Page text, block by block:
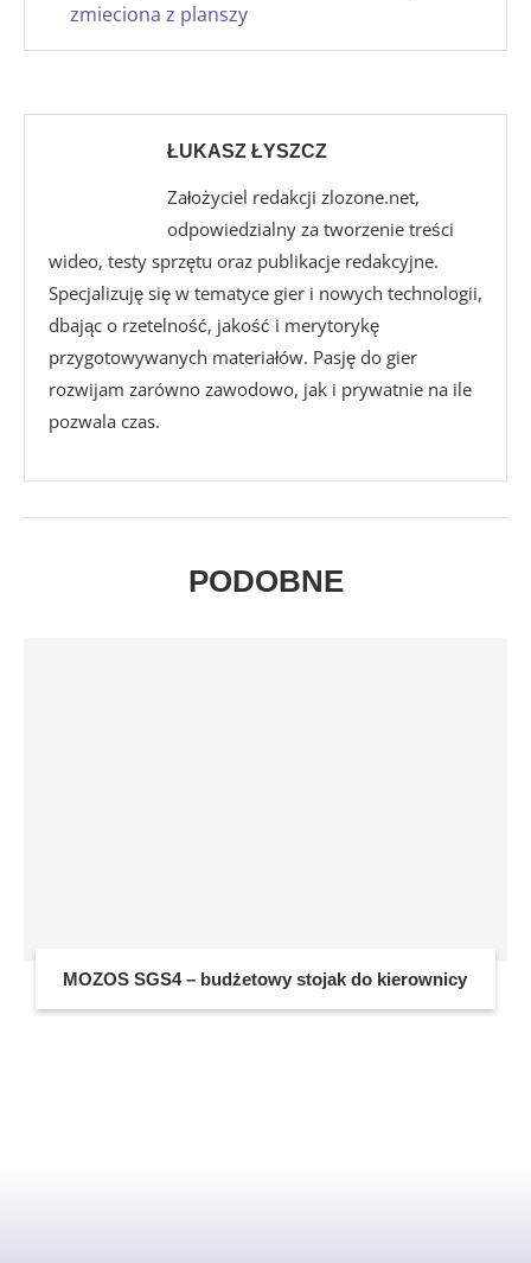
zmieciona z planszy
ŁUKASZ ŁYSZCZ
Założyciel redakcji zlozone.net,
odpowiedzialny za tworzenie treści
wideo, testy sprzętu oraz publikacje redakcyjne.
Specjalizuję się w tematyce gier i nowych technologii,
dbając o rzetelność, jakość i merytorykę
przygotowywanych materiałów. Pasję do gier
rozwijam zarówno zawodowo, jak i prywatnie na ile
pozwala czas.
PODOBNE
MOZOS SGS4 – budżetowy stojak do kierownicy